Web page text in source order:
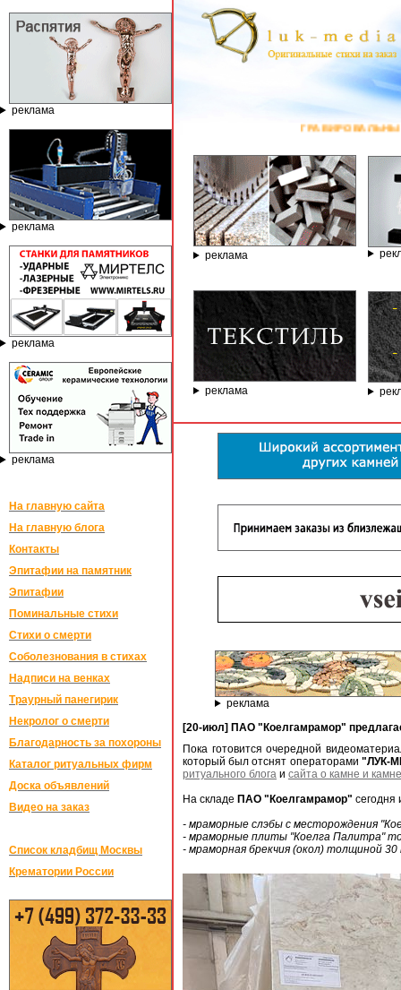
реклама
реклама
реклама
реклама
На главную сайта
На главную блога
Контакты
Эпитафии на памятник
Эпитафии
Поминальные стихи
Стихи о смерти
Соболезнования в стихах
Надписи на венках
Траурный панегирик
Некролог о смерти
Благодарность за похороны
Каталог ритуальных фирм
Доска объявлений
Видео на заказ
Список кладбищ Москвы
Крематории России
ГРАВИРОВАЛЬНЫЕ И ФРЕЗЕРНЫЕ
реклама
реклама
реклама
[20-июл] ПАО "Коелгамрамор"
Пока готовится очередной
который был отснят операторами "ЛУК-
ритуального блога и сайта о камне и
На складе ПАО "Коелгамрамор" сегодня
- мраморные слэбы с месторождения
- мраморные плиты "Коелга Палитра"
- мраморная брекчия (окол) толщиной 30